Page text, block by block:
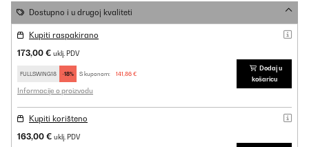
Dostupno i u drugoj kvaliteti
Kupiti raspakirano
173,00 € uklj. PDV
FULLSWING18 -18% S kuponom: 141,86 €
Informacije o proizvodu
Dodaj u
košaricu
Kupiti korišteno
163,00 € uklj. PDV